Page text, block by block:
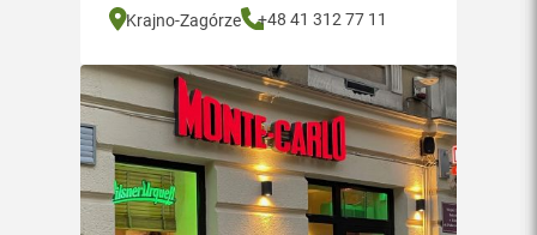
Krajno-Zagórze +48 41 312 77 11